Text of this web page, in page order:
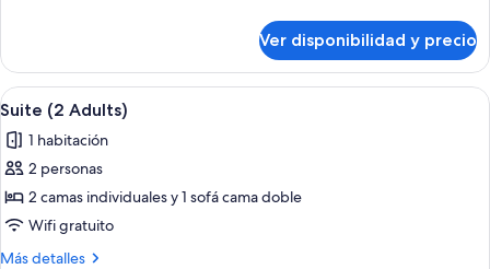
(3
Adults)
Ver disponibilidad y precio
Ver
todas
las
fotos
de
Suite
(2
Habitación de hotel con cama, sofá,
6
Suite (2 Adults)
1 habitación
2 personas
2 camas individuales y 1 sofá cama doble
Wifi gratuito
Más detalles
Más